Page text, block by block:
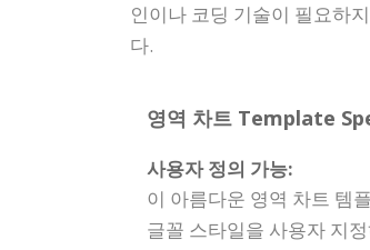
인이나 코딩 기술이 필요하
다.
영역 차트 Template
사용자 정의 가능:
이 아름다운 영역 차트 템
글꼴 스타일을 사용자 지